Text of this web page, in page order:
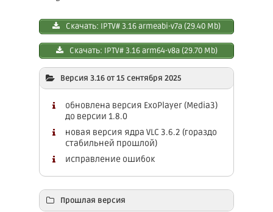
Скачать: IPTV# 3.16 armeabi-v7a (29.40 Mb)
Скачать: IPTV# 3.16 arm64-v8a (29.70 Mb)
Версия 3.16 от 15 сентября 2025
обновлена версия ExoPlayer (Media3)
до версии 1.8.0
новая версия ядра VLC 3.6.2 (гораздо
стабильней прошлой)
исправление ошибок
Прошлая версия